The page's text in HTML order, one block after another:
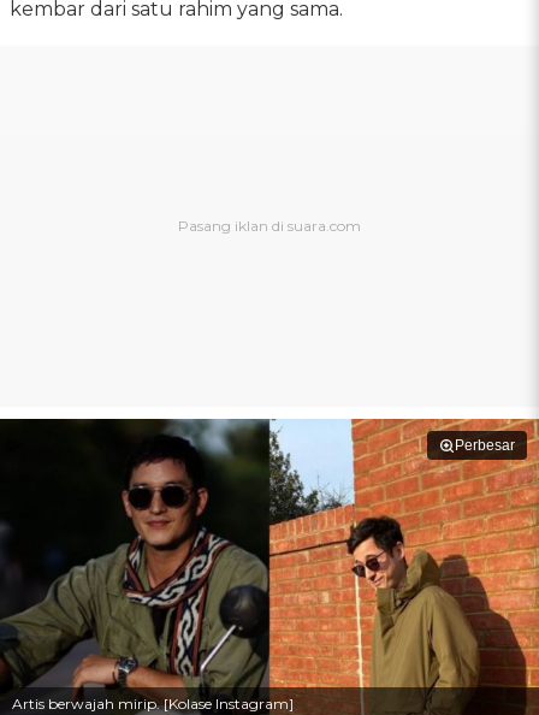
kembar dari satu rahim yang sama.
Perbesar
Artis berwajah mirip. [Kolase Instagram]